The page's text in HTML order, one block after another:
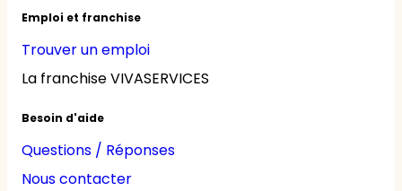
Emploi et franchise
Trouver un emploi
La franchise VIVASERVICES
Besoin d'aide
Questions / Réponses
Nous contacter